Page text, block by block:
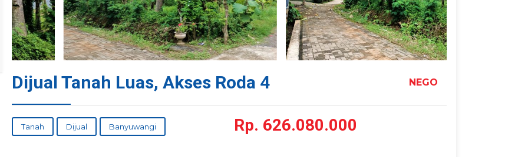
Dijual Tanah Luas, Akses Roda 4 NEGO
Tanah Dijual Banyuwangi Rp. 626.080.000